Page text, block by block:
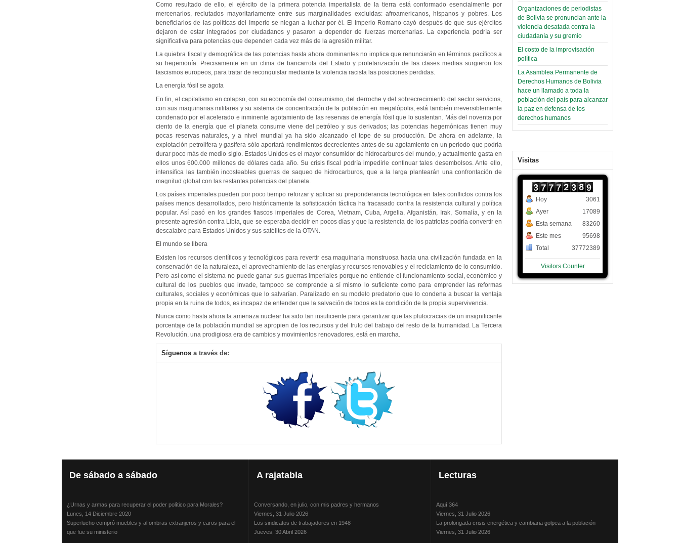
Como resultado de ello, el ejército de la primera potencia imperialista de la tierra está conformado esencialmente por
mercenarios, reclutados mayoritariamente entre sus marginalidades excluidas: afroamericanos, hispanos y pobres. Los
beneficiarios de las políticas del Imperio se niegan a luchar por él. El Imperio Romano cayó después de que sus ejércitos
dejaron de estar integrados por ciudadanos y pasaron a depender de fuerzas mercenarias. La experiencia podría ser
significativa para potencias que dependen cada vez más de la agresión militar.
La quiebra fiscal y demográfica de las potencias hasta ahora dominantes no implica que renunciarán en términos pacíficos a
su hegemonía. Precisamente en un clima de bancarrota del Estado y proletarización de las clases medias surgieron los
fascismos europeos, para tratar de reconquistar mediante la violencia racista las posiciones perdidas.
La energía fósil se agota
En fin, el capitalismo en colapso, con su economía del consumismo, del derroche y del sobrecrecimiento del sector servicios,
con sus maquinarias militares y su sistema de concentración de la población en megalópolis, está también irreversiblemente
condenado por el acelerado e inminente agotamiento de las reservas de energía fósil que lo sustentan. Más del noventa por
ciento de la energía que el planeta consume viene del petróleo y sus derivados; las potencias hegemónicas tienen muy
pocas reservas naturales, y a nivel mundial ya ha sido alcanzado el tope de su producción. De ahora en adelante, la
explotación petrolífera y gasífera sólo aportará rendimientos decrecientes antes de su agotamiento en un período que podría
durar poco más de medio siglo. Estados Unidos es el mayor consumidor de hidrocarburos del mundo, y actualmente gasta en
ellos unos 600.000 millones de dólares cada año. Su crisis fiscal podría impedirle continuar tales desembolsos. Ante ello,
intensifica las también incosteables guerras de saqueo de hidrocarburos, que a la larga plantearán una confrontación de
magnitud global con las restantes potencias del planeta.
Los países imperiales pueden por poco tiempo reforzar y aplicar su preponderancia tecnológica en tales conflictos contra los
países menos desarrollados, pero históricamente la sofisticación táctica ha fracasado contra la resistencia cultural y política
popular. Así pasó en los grandes fiascos imperiales de Corea, Vietnam, Cuba, Argelia, Afganistán, Irak, Somalía, y en la
presente agresión contra Libia, que se esperaba decidir en pocos días y que la resistencia de los patriotas podría convertir en
descalabro para Estados Unidos y sus satélites de la OTAN.
El mundo se libera
Existen los recursos científicos y tecnológicos para revertir esa maquinaria monstruosa hacia una civilización fundada en la
conservación de la naturaleza, el aprovechamiento de las energías y recursos renovables y el reciclamiento de lo consumido.
Pero así como el sistema no puede ganar sus guerras imperiales porque no entiende el funcionamiento social, económico y
cultural de los pueblos que invade, tampoco se comprende a sí mismo lo suficiente como para emprender las reformas
culturales, sociales y económicas que lo salvarían. Paralizado en su modelo predatorio que lo condena a buscar la ventaja
propia en la ruina de todos, es incapaz de entender que la salvación de todos es la condición de la propia supervivencia.
Nunca como hasta ahora la amenaza nuclear ha sido tan insuficiente para garantizar que las plutocracias de un insignificante
porcentaje de la población mundial se apropien de los recursos y del fruto del trabajo del resto de la humanidad. La Tercera
Revolución, una prodigiosa era de cambios y movimientos renovadores, está en marcha.
Síguenos a través de:
Organizaciones de periodistas
de Bolivia se pronuncian ante la
violencia desatada contra la
ciudadanía y su gremio
El costo de la improvisación
política
La Asamblea Permanente de
Derechos Humanos de Bolivia
hace un llamado a toda la
población del país para alcanzar
la paz en defensa de los
derechos humanos
Visitas
Hoy
Ayer
Esta semana
Este mes
Total
3061
17089
83260
95698
37772389
Visitors Counter
De sábado a sábado
Lunes, 14 Diciembre 2020
Superlucho compró muebles y alfombras extranjeros y caros para el
que fue su ministerio
Viernes, 11 Diciembre 2020
Arajatabla
Viernes, 31 Julio 2026
Los sindicatos de trabajadores en 1948
La humillación a los vencidos: método y práctica de los jerarcas
Lecturas
Viernes, 31 Julio 2026
La prolongada crisis energética y cambiaria golpea a la población
Viernes, 31 Julio 2026
Conversando, en julio, con mis padres y hermanos